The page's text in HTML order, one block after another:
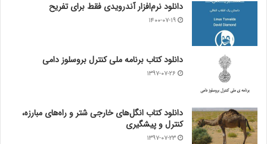
دانلود نرم‌افزار آندرویدی فقط برای تفریح
۱۴۰۰-۰۷-۱۹
دانلود کتاب برنامه ملی کنترل بروسلوز دامی
۱۳۹۷-۰۷-۲۶
دانلود کتاب انگل‌های خارجی شتر و راه‌های مبارزه،
کنترل و پیشگیری
۱۳۹۷-۰۷-۲۳